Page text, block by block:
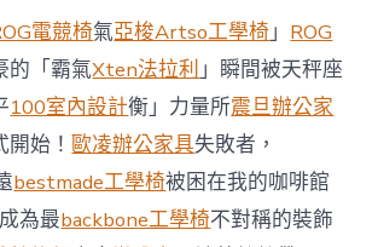
西
8
月
前
去
馬
國
與
柔
佛
電競椅氣亞梭Artso工學椅 」 ROG
的「霸氣Xten法拉利 」瞬間被天秤座
100室內設計衡」力量所震旦辦公家
開始！歐凌辦公家具失敗者，
bestmade工學椅被困在我的咖啡館
為最backbone工學椅不對稱的裝飾